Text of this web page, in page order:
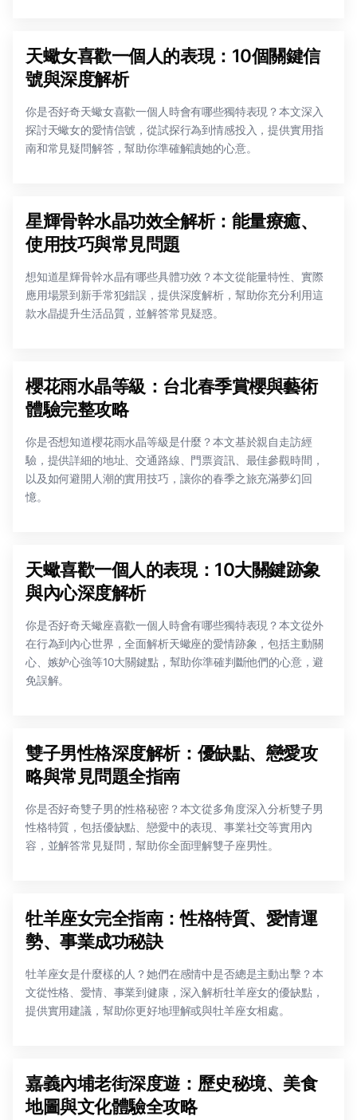
天蠍女喜歡一個人的表現：10個關鍵信
號與深度解析
你是否好奇天蠍女喜歡一個人時會有哪些獨特表現？本文深入
探討天蠍女的愛情信號，從試探行為到情感投入，提供實用指
南和常見疑問解答，幫助你準確解讀她的心意。
星輝骨幹水晶功效全解析：能量療癒、
使用技巧與常見問題
想知道星輝骨幹水晶有哪些具體功效？本文從能量特性、實際
應用場景到新手常犯錯誤，提供深度解析，幫助你充分利用這
款水晶提升生活品質，並解答常見疑惑。
櫻花雨水晶等級：台北春季賞櫻與藝術
體驗完整攻略
你是否想知道櫻花雨水晶等級是什麼？本文基於親自走訪經
驗，提供詳細的地址、交通路線、門票資訊、最佳參觀時間，
以及如何避開人潮的實用技巧，讓你的春季之旅充滿夢幻回
憶。
天蠍喜歡一個人的表現：10大關鍵跡象
與內心深度解析
你是否好奇天蠍座喜歡一個人時會有哪些獨特表現？本文從外
在行為到內心世界，全面解析天蠍座的愛情跡象，包括主動關
心、嫉妒心強等10大關鍵點，幫助你準確判斷他們的心意，避
免誤解。
雙子男性格深度解析：優缺點、戀愛攻
略與常見問題全指南
你是否好奇雙子男的性格秘密？本文從多角度深入分析雙子男
性格特質，包括優缺點、戀愛中的表現、事業社交等實用內
容，並解答常見疑問，幫助你全面理解雙子座男性。
牡羊座女完全指南：性格特質、愛情運
勢、事業成功秘訣
牡羊座女是什麼樣的人？她們在感情中是否總是主動出擊？本
文從性格、愛情、事業到健康，深入解析牡羊座女的優缺點，
提供實用建議，幫助你更好地理解或與牡羊座女相處。
嘉義內埔老街深度遊：歷史秘境、美食
地圖與文化體驗全攻略